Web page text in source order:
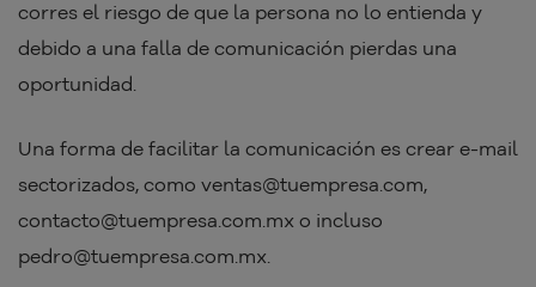
corres el riesgo de que la persona no lo entienda y
debido a una falla de comunicación pierdas una
oportunidad.
Una forma de facilitar la comunicación es crear e-mail
sectorizados, como ventas@tuempresa.com,
contacto@tuempresa.com.mx o incluso
pedro@tuempresa.com.mx.